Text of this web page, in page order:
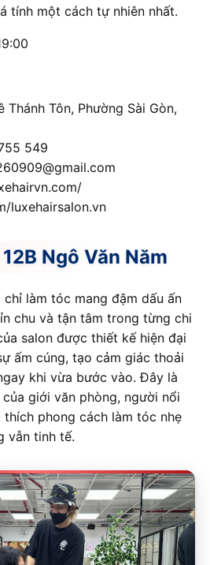
tính một cách tự nhiên nhất.
Thánh Tôn, Phường Sài Gòn,
549
luxehairsalon.vn
Ngô Văn Năm
chỉ làm tóc mang đậm dấu ấn
chu và tận tâm trong từng chi
salon được thiết kế hiện đại
ấm cúng, tạo cảm giác thoải
khi vừa bước vào. Đây là
giới văn phòng, người nổi
phong cách làm tóc nhẹ
vẫn tinh tế.